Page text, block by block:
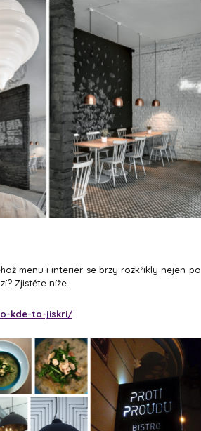
menu i interiér se brzy rozkřikly nejen po
Zjistěte níže.
kde-to-jiskri/